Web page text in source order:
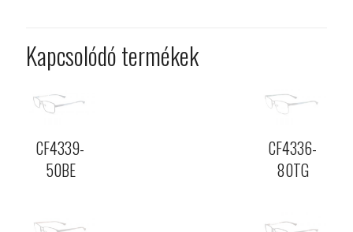
Kapcsolódó termékek
CF4339-
50BE
CF4336-
80TG